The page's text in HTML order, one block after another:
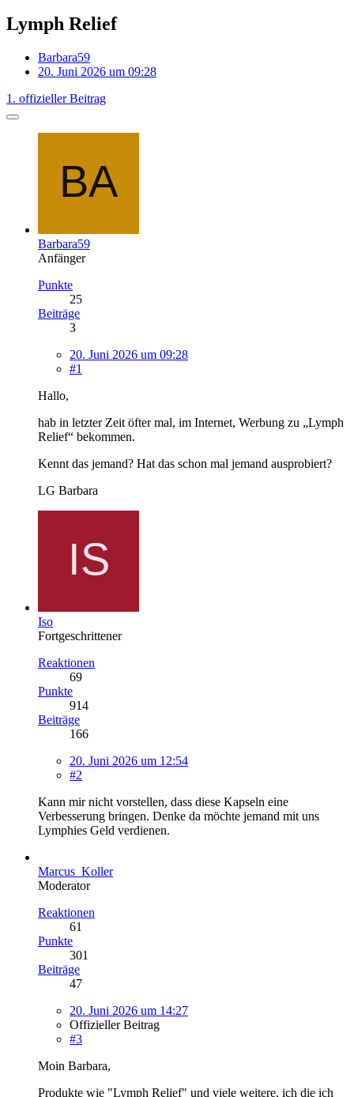
Lymph Relief
Barbara59
20. Juni 2026 um 09:28
1. offizieller Beitrag
Barbara59
Anfänger
Punkte
25
Beiträge
3
20. Juni 2026 um 09:28
#1
Hallo,
hab in letzter Zeit öfter mal, im Internet, Werbung zu „Lymph
Relief“ bekommen.
Kennt das jemand? Hat das schon mal jemand ausprobiert?
LG Barbara
Iso
Fortgeschrittener
Reaktionen
69
Punkte
914
Beiträge
166
20. Juni 2026 um 12:54
#2
Kann mir nicht vorstellen, dass diese Kapseln eine
Verbesserung bringen. Denke da möchte jemand mit uns
Lymphies Geld verdienen.
Marcus_Koller
Moderator
Reaktionen
61
Punkte
301
Beiträge
47
20. Juni 2026 um 14:27
Offizieller Beitrag
#3
Moin Barbara,
Produkte wie "Lymph Relief" und viele weitere, ich die ich